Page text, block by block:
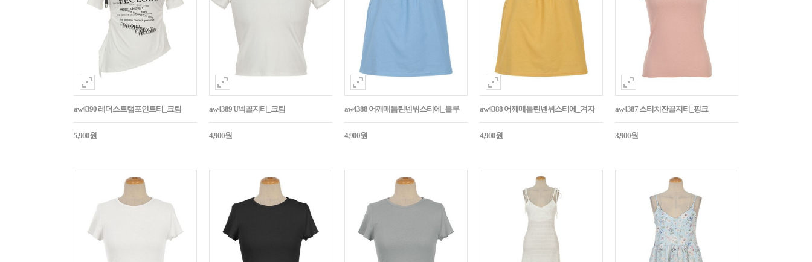
aw4390 레더스트랩포인트티_크림
5,900원
aw4389 U넥골지티_크림
4,900원
aw4388 어깨매듭린넨뷔스티에_블루
4,900원
aw4388 어깨매듭린넨뷔스티에_겨자
4,900원
aw4387 스티치잔골지티_핑크
3,900원